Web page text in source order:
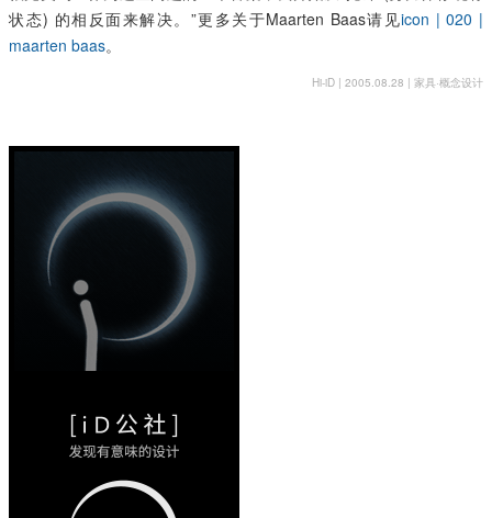
状态) 的相反面来解决。”更多关于Maarten Baas请见icon | 020 |
maarten baas。
Hi-iD | 2005.08.28 | 家具·概念设计
《Jony
Ive》这
本书